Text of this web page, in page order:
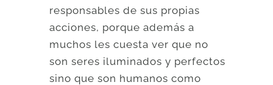
responsables de sus propias
acciones, porque además a
muchos les cuesta ver que no
son seres iluminados y perfectos
sino que son humanos como